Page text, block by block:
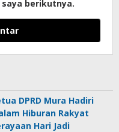
berikutnya.
DPRD Mura Hadiri
Hiburan Rakyat
Hari Jadi